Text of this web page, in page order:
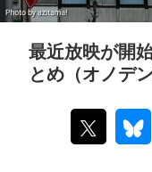
最近放映が開
とめ（オノデ